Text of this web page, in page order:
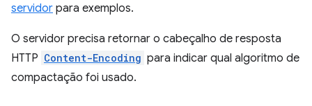
servidor para exemplos.
O servidor precisa retornar o cabeçalho de resposta
HTTP Content-Encoding para indicar qual algoritmo de
compactação foi usado.